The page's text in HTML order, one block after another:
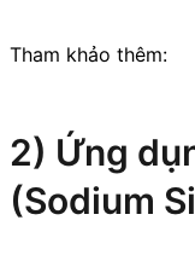
Tham khảo thêm:
2) Ứng
(Sodium